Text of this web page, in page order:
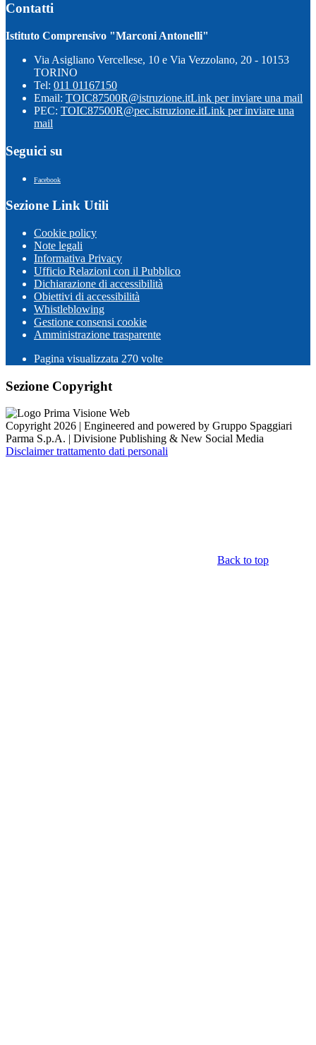
Contatti
Istituto Comprensivo "Marconi Antonelli"
Via Asigliano Vercellese, 10 e Via Vezzolano, 20 - 10153
TORINO
Tel: 011 01167150
Email: TOIC87500R@istruzione.itLink per inviare una mail
PEC: TOIC87500R@pec.istruzione.itLink per inviare una
mail
Seguici su
Facebook
Sezione Link Utili
Cookie policy
Note legali
Informativa Privacy
Ufficio Relazioni con il Pubblico
Dichiarazione di accessibilità
Obiettivi di accessibilità
Whistleblowing
Gestione consensi cookie
Amministrazione trasparente
Pagina visualizzata 270 volte
Sezione Copyright
Copyright 2026 | Engineered and powered by Gruppo Spaggiari
Parma S.p.A. | Divisione Publishing & New Social Media
Disclaimer trattamento dati personali
Back to top